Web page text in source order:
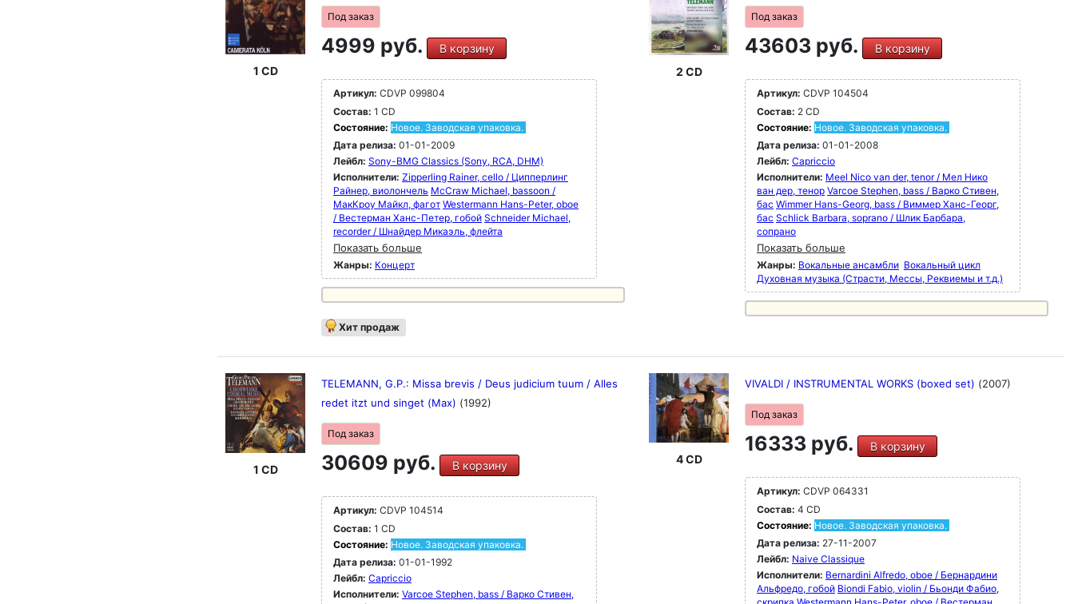
1 CD
Под заказ
4999 руб. В корзину
Артикул: CDVP 099804
Состав: 1 CD
Состояние: Новое. Заводская упаковка.
Дата релиза: 01-01-2009
Лейбл: Sony-BMG Classics (Sony, RCA, DHM)
Исполнители: Zipperling Rainer, cello / Ципперлинг
Райнер, виолончель McCraw Michael, bassoon /
МакКроу Майкл, фагот Westermann Hans-Peter, oboe
/ Вестерман Ханс-Петер, гобой Schneider Michael,
recorder / Шнайдер Микаэль, флейта
Показать больше
Жанры: Концерт
Хит продаж
2 CD
Под заказ
43603 руб. В корзину
Артикул: CDVP 104504
Состав: 2 CD
Состояние: Новое. Заводская упаковка.
Дата релиза: 01-01-2008
Лейбл: Capriccio
Исполнители: Meel Nico van der, tenor / Мел Нико
ван дер, тенор Varcoe Stephen, bass / Варко Стивен,
бас Wimmer Hans-Georg, bass / Виммер Ханс-Георг,
бас Schlick Barbara, soprano / Шлик Барбара,
сопрано
Показать больше
Жанры: Вокальные ансамбли Вокальный цикл
Духовная музыка (Страсти, Мессы, Реквиемы и т.д.)
1 CD
TELEMANN, G.P.: Missa brevis / Deus judicium tuum / Alles
redet itzt und singet (Max) (1992)
Под заказ
30609 руб. В корзину
Артикул: CDVP 104514
Состав: 1 CD
Состояние: Новое. Заводская упаковка.
Дата релиза: 01-01-1992
Лейбл: Capriccio
Исполнители: Varcoe Stephen, bass / Варко Стивен,
4 CD
VIVALDI / INSTRUMENTAL WORKS (boxed set) (2007)
Под заказ
16333 руб. В корзину
Артикул: CDVP 064331
Состав: 4 CD
Состояние: Новое. Заводская упаковка.
Дата релиза: 27-11-2007
Лейбл: Naive Classique
Исполнители: Bernardini Alfredo, oboe / Бернардини
Альфредо, гобой Biondi Fabio, violin / Бьонди Фабио,